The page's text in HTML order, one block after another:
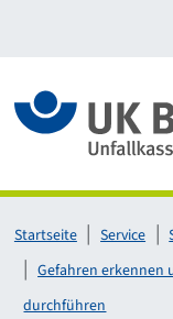
Startseite Service
Gefahren erkennen
durchführen